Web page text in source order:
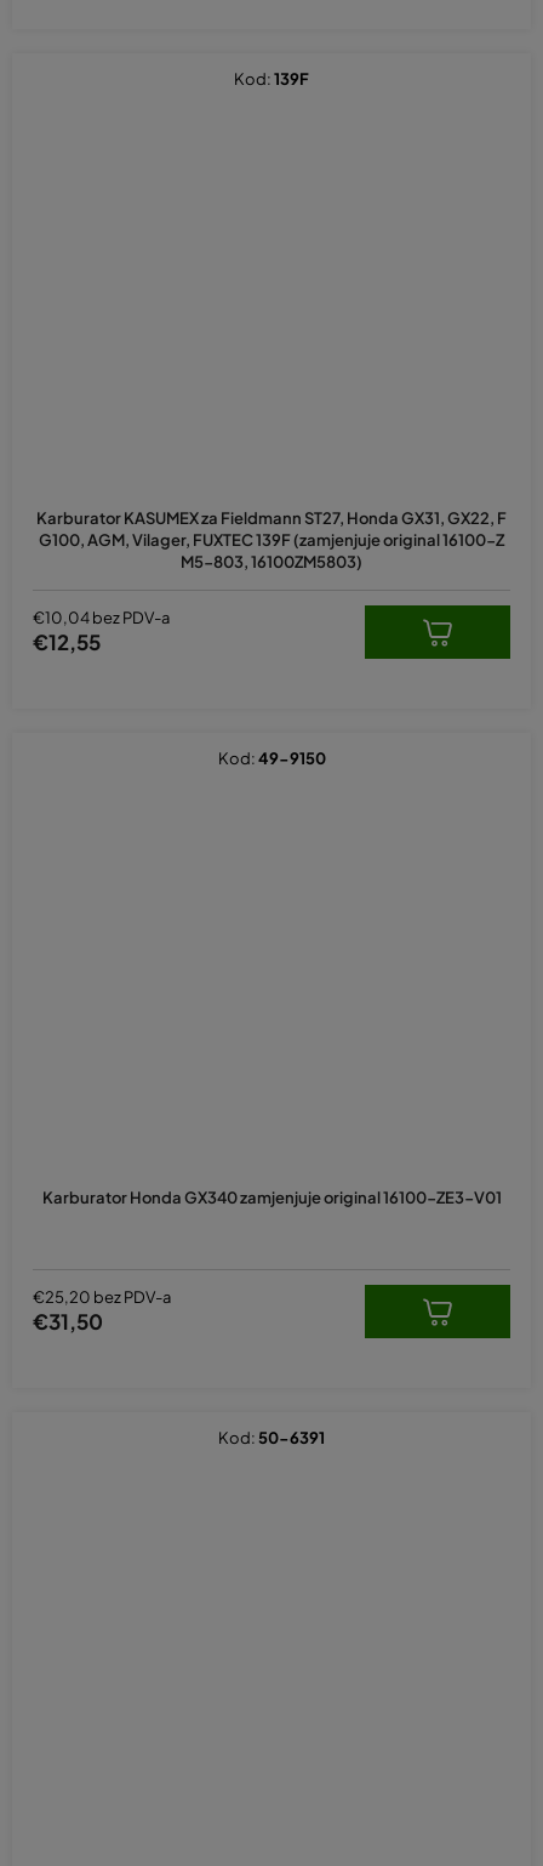
Karburator KASUMEX za Fieldmann ST27, Honda GX31, GX22, F
G100, AGM, Vilager, FUXTEC 139F (zamjenjuje original 16100-Z
M5-803, 16100ZM5803)
proizvoda
je
5,0
€10,04 bez PDV-a
€12,55
Kod:139F
Karburator Honda GX340 zamjenjuje original 16100-ZE3-V01
€25,20 bez PDV-a
€31,50
Kod:49-9150
Kod: 50-6391